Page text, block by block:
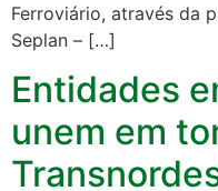
Ferroviário, através da
Seplan – […]
Entidades
unem em